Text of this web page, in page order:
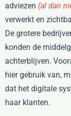
adviezen (al dan
verwerkt en
De grotere
konden de
achterblijven.
hier gebruik van,
dat het digitale
haar klanten.